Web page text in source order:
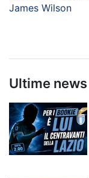
James Wilson
Ultime news